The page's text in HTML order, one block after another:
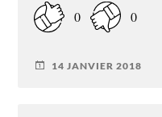
0 0
14 JANVIER 2018